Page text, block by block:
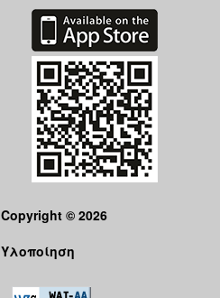
Copyright © 2026
Υλοποίηση